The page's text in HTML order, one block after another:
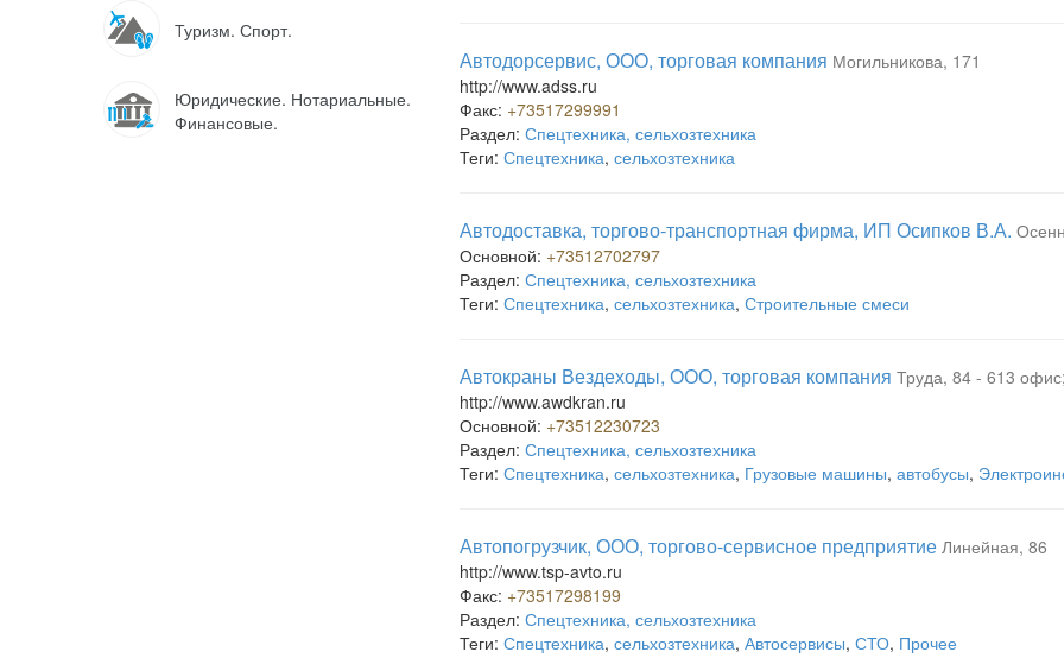
Туризм. Спорт.
Юридические. Нотариальные.
Финансовые.
Автодорсервис, ООО, торговая компания Могильникова, 171
http://www.adss.ru
Факс: +73517299991
Раздел: Спецтехника, сельхозтехника
Теги: Спецтехника, сельхозтехника
Автодоставка, торгово-транспортная фирма, ИП Осипков В.А.
Основной: +73512702797
Раздел: Спецтехника, сельхозтехника
Теги: Спецтехника, сельхозтехника, Строительные смеси
Автокраны Вездеходы, ООО, торговая компания Труда, 84 - 613
http://www.awdkran.ru
Основной: +73512230723
Раздел: Спецтехника, сельхозтехника
Теги: Спецтехника, сельхозтехника, Грузовые машины, автобусы,
Автопогрузчик, ООО, торгово-сервисное предприятие Линейная, 86
http://www.tsp-avto.ru
Факс: +73517298199
Раздел: Спецтехника, сельхозтехника
Теги: Спецтехника, сельхозтехника, Автосервисы, СТО, Прочее